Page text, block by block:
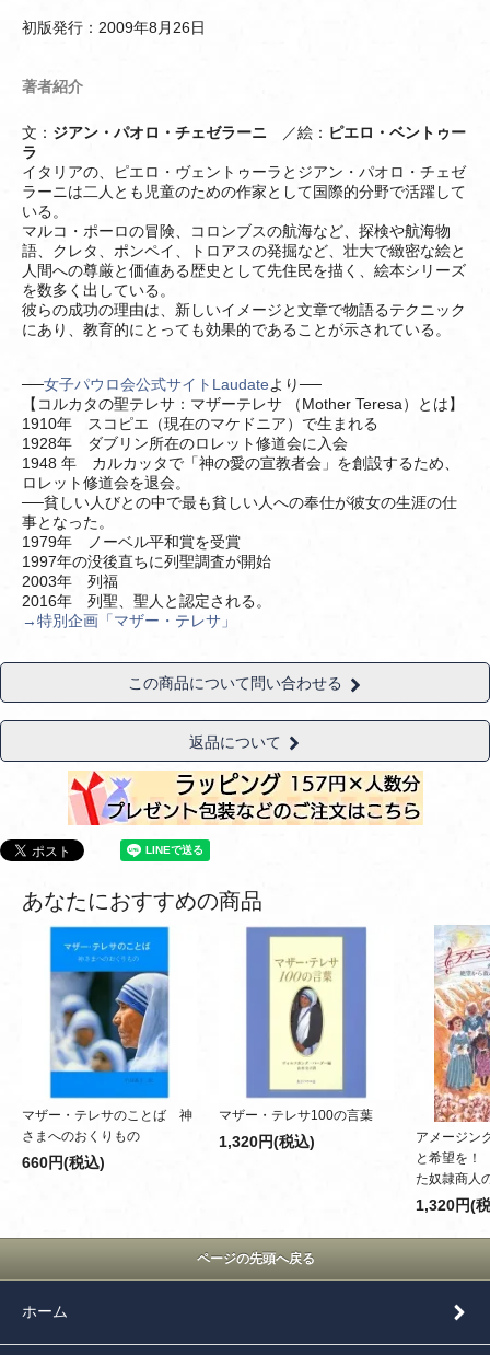
初版発行：2009年8月26日
著者紹介
文： ジアン・パオロ・チェゼラーニ ／絵： ピエロ・ベントゥー
ラ
イタリアの、ピエロ・ヴェントゥーラとジアン・パオロ・チェゼ
ラーニは二人とも児童のための作家として国際的分野で活躍して
いる。
マルコ・ポーロの冒険、コロンブスの航海など、探検や航海物
語、クレタ、ポンペイ、トロアスの発掘など、壮大で緻密な絵と
人間への尊厳と価値ある歴史として先住民を描く、絵本シリーズ
を数多く出している。
彼らの成功の理由は、新しいイメージと文章で物語るテクニック
にあり、教育的にとっても効果的であることが示されている。
──女子パウロ会公式サイトLaudateより──
【コルカタの聖テレサ：マザーテレサ （Mother Teresa）とは】
1910年 スコピエ（現在のマケドニア）で生まれる
1928年 ダブリン所在のロレット修道会に入会
1948 年 カルカッタで「神の愛の宣教者会」を創設するため、
ロレット修道会を退会。
──貧しい人びとの中で最も貧しい人への奉仕が彼女の生涯の仕
事となった。
1979年 ノーベル平和賞を受賞
1997年の没後直ちに列聖調査が開始
2003年 列福
2016年 列聖、聖人と認定される。
→特別企画「マザー・テレサ」
この商品について問い合わせる
返品について
あなたにおすすめの商品
マザー・テレサのことば 神
さまへのおくりもの
660円(税込)
マザー・テレサ100の言葉
1,320円(税込)
アメージン
と希望を
た奴隷商人
1,320円(
ページの先頭へ戻る
ホーム